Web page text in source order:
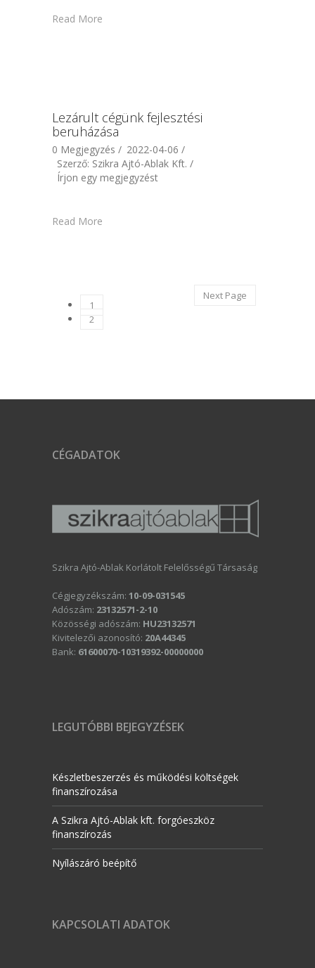
Read More
Lezárult cégünk fejlesztési
beruházása
0 Megjegyzés / 2022-04-06 /
Szerző: Szikra Ajtó-Ablak Kft. /
Írjon egy megjegyzést
Read More
1
2
Next Page
CÉGADATOK
Szikra Ajtó-Ablak Korlátolt Felelősségű Társaság
Cégjegyzékszám: 10-09-031545
Adószám: 23132571-2-10
Közösségi adószám: HU23132571
Kivitelezői azonosító: 20A44345
Bank: 61600070-10319392-00000000
LEGUTÓBBI BEJEGYZÉSEK
Készletbeszerzés és működési költségek
finanszírozása
A Szikra Ajtó-Ablak kft. forgóeszköz
finanszírozás
Nyílászáró beépítő
KAPCSOLATI ADATOK